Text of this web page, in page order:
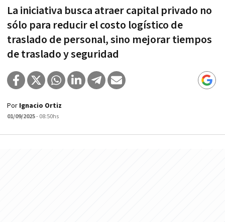
La iniciativa busca atraer capital privado no
sólo para reducir el costo logístico de
traslado de personal, sino mejorar tiempos
de traslado y seguridad
Por Ignacio Ortiz
01/09/2025- 08:50hs